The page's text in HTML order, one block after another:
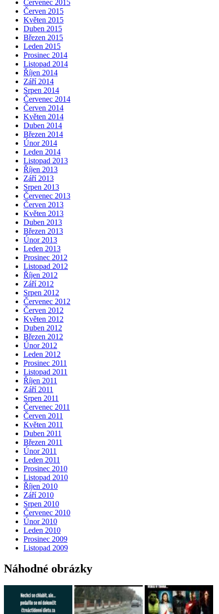
Červenec 2015
Červen 2015
Květen 2015
Duben 2015
Březen 2015
Leden 2015
Prosinec 2014
Listopad 2014
Říjen 2014
Září 2014
Srpen 2014
Červenec 2014
Červen 2014
Květen 2014
Duben 2014
Březen 2014
Únor 2014
Leden 2014
Listopad 2013
Říjen 2013
Září 2013
Srpen 2013
Červenec 2013
Červen 2013
Květen 2013
Duben 2013
Březen 2013
Únor 2013
Leden 2013
Prosinec 2012
Listopad 2012
Říjen 2012
Září 2012
Srpen 2012
Červenec 2012
Červen 2012
Květen 2012
Duben 2012
Březen 2012
Únor 2012
Leden 2012
Prosinec 2011
Listopad 2011
Říjen 2011
Září 2011
Srpen 2011
Červenec 2011
Červen 2011
Květen 2011
Duben 2011
Březen 2011
Únor 2011
Leden 2011
Prosinec 2010
Listopad 2010
Říjen 2010
Září 2010
Srpen 2010
Červenec 2010
Únor 2010
Leden 2010
Prosinec 2009
Listopad 2009
Náhodné obrázky